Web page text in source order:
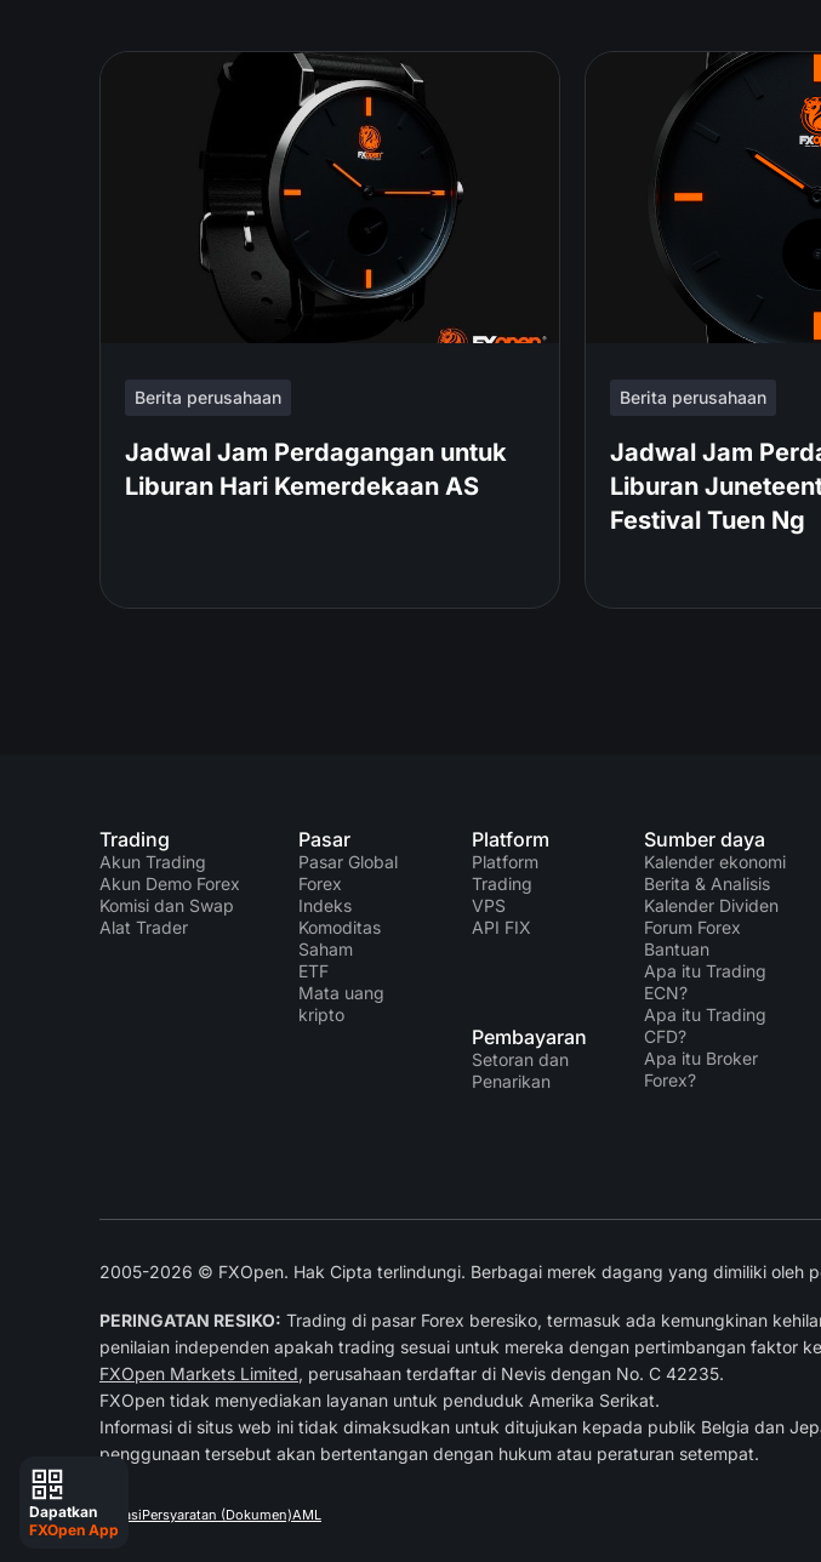
Berita perusahaan
Jadwal Jam Perdagangan untuk
Liburan Hari Kemerdekaan AS
Berita perusahaan
Jadwal Jam
Liburan
Festival Tuen Ng
Trading
Akun Trading
Akun Demo Forex
Komisi dan Swap
Alat Trader
Pasar
Pasar Global
Forex
Indeks
Komoditas
Saham
ETF
Mata uang
kripto
Platform
Platform
Trading
VPS
API FIX
Pembayaran
Setoran dan
Penarikan
Sumber daya
Kalender ekonomi
Berita & Analisis
Kalender Dividen
Forum Forex
Bantuan
Apa itu Trading
ECN?
Apa itu Trading
CFD?
Apa itu Broker
Forex?
2005-2026 © FXOpen. Hak Cipta terlindungi. Berbagai merek dagang yang dimiliki oleh
PERINGATAN RESIKO: Trading di pasar Forex beresiko, termasuk ada kemungkinan
penilaian independen apakah trading sesuai untuk mereka dengan pertimbangan faktor
FXOpen Markets Limited, perusahaan terdaftar di Nevis dengan No. C 42235.
FXOpen tidak menyediakan layanan untuk penduduk Amerika Serikat.
Informasi di situs web ini tidak dimaksudkan untuk ditujukan kepada publik Belgia dan
penggunaan tersebut akan bertentangan dengan hukum atau peraturan setempat.
PrivasiPersyaratan (Dokumen)AML
Dapatkan
FXOpen App